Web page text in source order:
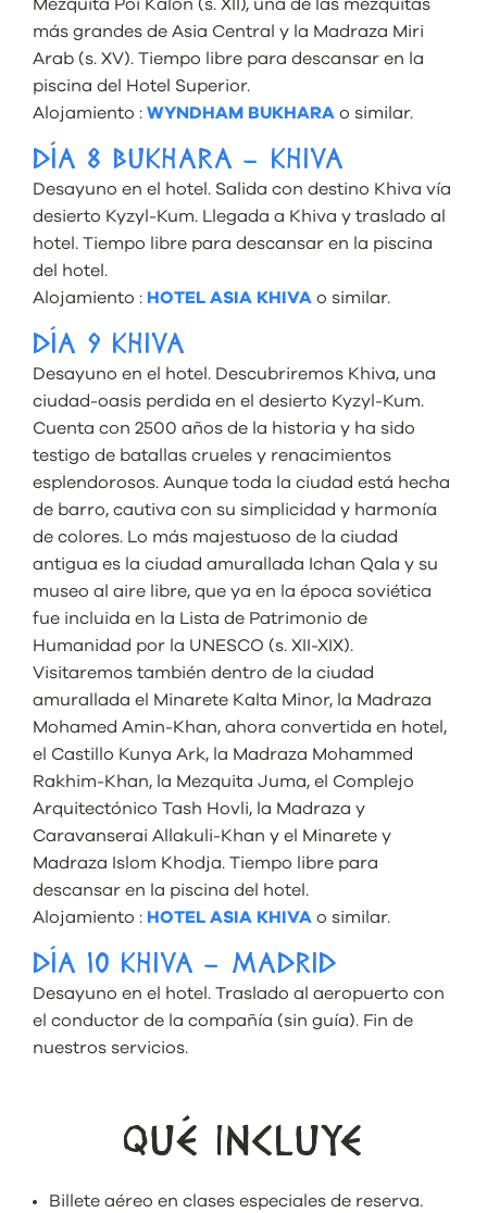
Mezquita Poi Kalon (s. XII), una de las mezquitas
más grandes de Asia Central y la Madraza Miri
Arab (s. XV). Tiempo libre para descansar en la
piscina del Hotel Superior.
Alojamiento : WYNDHAM BUKHARA o similar.
DÍA 8 BUKHARA – KHIVA
Desayuno en el hotel. Salida con destino Khiva vía
desierto Kyzyl-Kum. Llegada a Khiva y traslado al
hotel. Tiempo libre para descansar en la piscina
del hotel.
Alojamiento : HOTEL ASIA KHIVA o similar.
DÍA 9 KHIVA
Desayuno en el hotel. Descubriremos Khiva, una
ciudad-oasis perdida en el desierto Kyzyl-Kum.
Cuenta con 2500 años de la historia y ha sido
testigo de batallas crueles y renacimientos
esplendorosos. Aunque toda la ciudad está hecha
de barro, cautiva con su simplicidad y harmonía
de colores. Lo más majestuoso de la ciudad
antigua es la ciudad amurallada Ichan Qala y su
museo al aire libre, que ya en la época soviética
fue incluida en la Lista de Patrimonio de
Humanidad por la UNESCO (s. XII-XIX).
Visitaremos también dentro de la ciudad
amurallada el Minarete Kalta Minor, la Madraza
Mohamed Amin-Khan, ahora convertida en hotel,
el Castillo Kunya Ark, la Madraza Mohammed
Rakhim-Khan, la Mezquita Juma, el Complejo
Arquitectónico Tash Hovli, la Madraza y
Caravanserai Allakuli-Khan y el Minarete y
Madraza Islom Khodja. Tiempo libre para
descansar en la piscina del hotel.
Alojamiento : HOTEL ASIA KHIVA o similar.
DÍA 10 KHIVA – MADRID
Desayuno en el hotel. Traslado al aeropuerto con
el conductor de la compañía (sin guía). Fin de
nuestros servicios.
QUÉ INCLUYE
Billete aéreo en clases especiales de reserva.